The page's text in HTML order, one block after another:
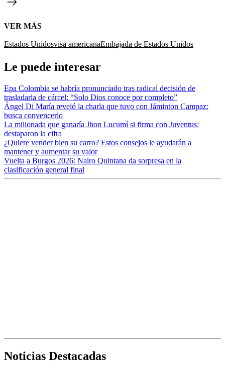
VER MÁS
Estados Unidosvisa americanaEmbajada de Estados Unidos
Le puede interesar
Epa Colombia se habría pronunciado tras radical decisión de
trasladarla de cárcel: “Solo Dios conoce por completo”
Ángel Di María reveló la charla que tuvo con Jáminton Campaz:
busca convencerlo
La millonada que ganaría Jhon Lucumí si firma con Juventus:
destaparon la cifra
¿Quiere vender bien su carro? Estos consejos le ayudarán a
mantener y aumentar su valor
Vuelta a Burgos 2026: Nairo Quintana da sorpresa en la
clasificación general final
Noticias Destacadas